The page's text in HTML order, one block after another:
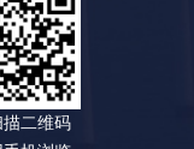
描二维码